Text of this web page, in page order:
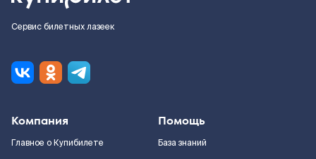
Сервис билетных лазеек
Компания
Главное о Купибилете
Помощь
База знаний